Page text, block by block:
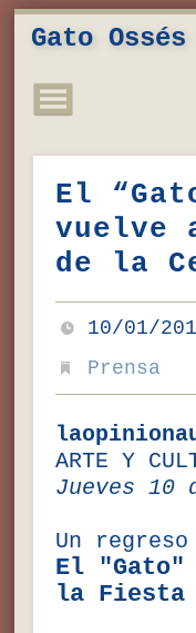
Gato Ossés
El
vuelve
de la
10/01/
Prensa
ARTE Y
Jueves 10
Un regreso
El "Gato"
la Fiesta